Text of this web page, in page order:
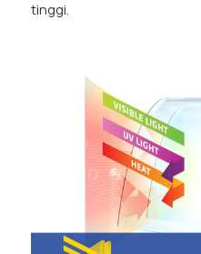
tinggi.